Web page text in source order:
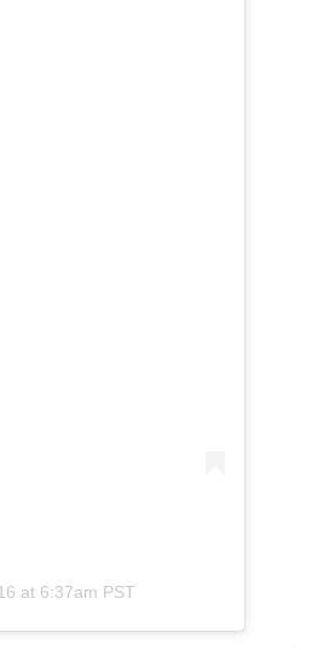
at 6:37am PST